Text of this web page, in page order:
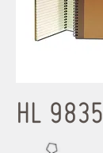
HL 9835